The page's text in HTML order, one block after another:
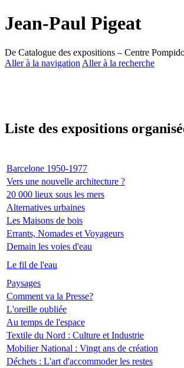
Jean-Paul Pigeat
De Catalogue des expositions – Centre
Aller à la navigation Aller à la recherche
Liste des expositions
Barcelone 1950-1977
Vers une nouvelle architecture ?
20 000 lieux sous les mers
Alternatives urbaines
Les Maisons de bois
Errants, Nomades et Voyageurs
Demain les voies d'eau
Le fil de l'eau
Paysages
Comment va la Presse?
L'oreille oubliée
Au temps de l'espace
Textile du Nord : Culture et Industrie
Mobilier National : Vingt ans de création
Déchets : L'art d'accommoder les restes